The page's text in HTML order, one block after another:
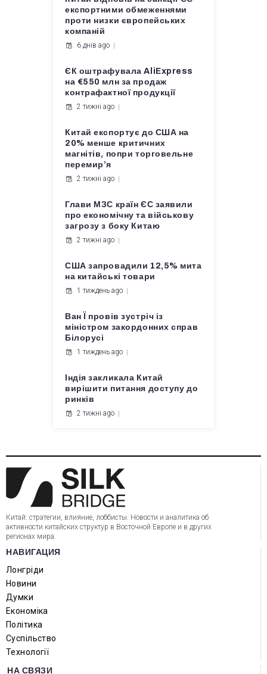
експортними обмеженнями
проти низки європейських
компаній
6 днів ago
ЄК оштрафувала AliExpress
на €550 млн за продаж
контрафактної продукції
2 тижні ago
Китай експортує до США на
20% менше критичних
магнітів, попри торговельне
перемир’я
2 тижні ago
Глави МЗС країн ЄС заявили
про економічну та військову
загрозу з боку Китаю
2 тижні ago
США запровадили 12,5% мита
на китайські товари
1 тиждень ago
Ван Ї провів зустріч із
міністром закордонних справ
Білорусі
1 тиждень ago
Індія закликала Китай
вирішити питання доступу до
ринків
2 тижні ago
Китай: стратегии, влияние, лоббисты. Новости и аналитика об
активности китайских структур в Восточной Европе и в других
регионах мира.
НАВИГАЦИЯ
Лонгріди
Новини
Думки
Економіка
Політика
Суспільство
Технології
НА СВЯЗИ